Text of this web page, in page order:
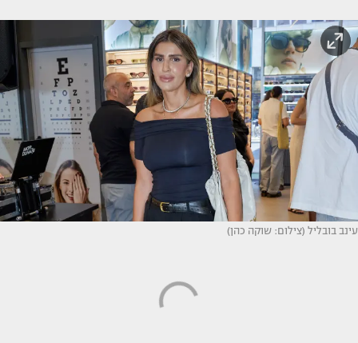
עינב בובליל (צילום: שוקה כהן)